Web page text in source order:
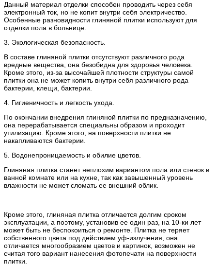
Данный материал отделки способен проводить через себя
электронный ток, но не копит внутри себя электричество.
Особенные разновидности глиняной плитки используют для
отделки пола в больнице.
3. Экологическая безопасность.
В составе глиняной плитки отсутствуют различного рода
вредные вещества, она безобидна для здоровья человека.
Кроме этого, из-за высочайшей плотности структуры самой
плитки она не может копить внутри себя различного рода
бактерии, клещи, бактерии.
4. Гигиеничность и легкость ухода.
По окончании внедрения глиняной плитки по предназначению,
она перерабатывается специальны образом и проходит
утилизацию. Кроме этого, на поверхности плитки не
накапливаются бактерии.
5. Водонепроницаемость и обилие цветов.
Глиняная плитка станет неплохим вариантом пола или стенок в
ванной комнате или на кухне, так как завышенный уровень
влажности не может сломать ее внешний облик.
Кроме этого, глиняная плитка отличается долгим сроком
эксплуатации, а поэтому, установив ее один раз, на 10-ки лет
может быть не беспокоиться о ремонте. Плитка не теряет
собственного цвета под действием уф-излучения, она
отличается многообразием цветов и картинок, возможен не
считая того вариант нанесения фотопечати на поверхности
плитки.